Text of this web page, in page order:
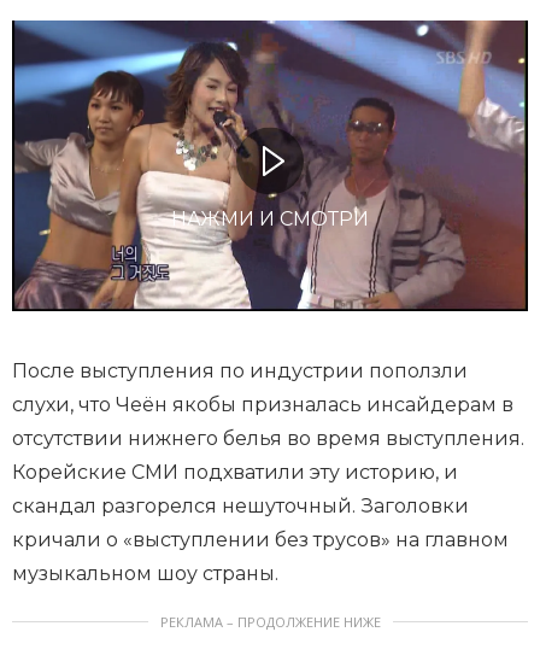
НАЖМИ И СМОТРИ
После выступления по индустрии поползли
слухи, что Чеён якобы призналась инсайдерам в
отсутствии нижнего белья во время выступления.
Корейские СМИ подхватили эту историю, и
скандал разгорелся нешуточный. Заголовки
кричали о «выступлении без трусов» на главном
музыкальном шоу страны.
РЕКЛАМА – ПРОДОЛЖЕНИЕ НИЖЕ